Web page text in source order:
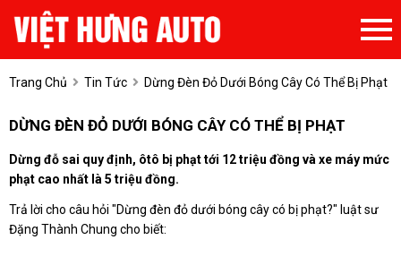
Trang Chủ Tin Tức Dừng Đèn Đỏ Dưới Bóng Cây Có Thể Bị Phạt
DỪNG ĐÈN ĐỎ DƯỚI BÓNG CÂY CÓ THỂ BỊ PHẠT
Dừng đỗ sai quy định, ôtô bị phạt tới 12 triệu đồng và xe máy mức
phạt cao nhất là 5 triệu đồng.
Trả lời cho câu hỏi "Dừng đèn đỏ dưới bóng cây có bị phạt?" luật sư
Đặng Thành Chung cho biết: